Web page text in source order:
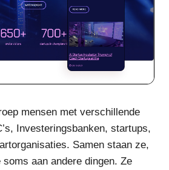
mensen met verschillende
Investeringsbanken, startups,
Samen staan ze,
aan andere dingen. Ze